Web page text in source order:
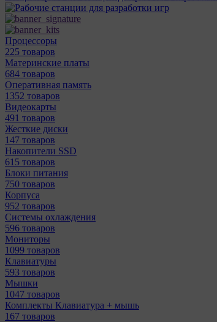
Процессоры
225 товаров
Материнcкие платы
684 товаров
Оперативная память
1352 товаров
Видеокарты
491 товаров
Жесткие диски
147 товаров
Накопители SSD
615 товаров
Блоки питания
750 товаров
Корпуса
952 товаров
Системы охлаждения
596 товаров
Мониторы
1099 товаров
Клавиатуры
593 товаров
Мышки
1047 товаров
Комплекты Клавиатура + мышь
167 товаров